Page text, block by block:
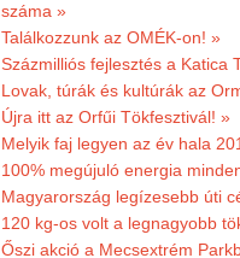
száma »
Találkozzunk az OMÉK-on! »
Százmilliós fejlesztés a Katica
Lovak, túrák és kultúrák az
Újra itt az Orfűi Tökfesztivál! »
Melyik faj legyen az év hala
100% megújuló energia
Magyarország legízesebb úti
120 kg-os volt a legnagyobb
Őszi akció a Mecsextrém